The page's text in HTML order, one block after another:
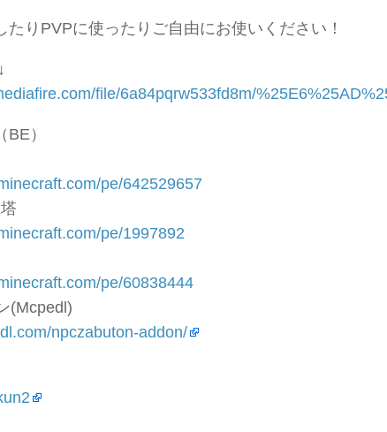
たりPVPに使ったりご自由にお使いください！
file/6a84pqrw533fd8m/
）
pe/642529657
pe/1997892
pe/60838444
(Mcpedl)
npczabuton-addon/